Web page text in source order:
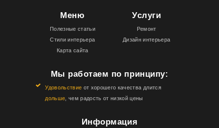
Меню
Полезные статьи
Стили интерьера
Карта сайта
Услуги
Ремонт
Дизайн интерьера
Мы работаем по принципу:
Удовольствие от хорошего качества длится
дольше, чем радость от низкой цены
Информация